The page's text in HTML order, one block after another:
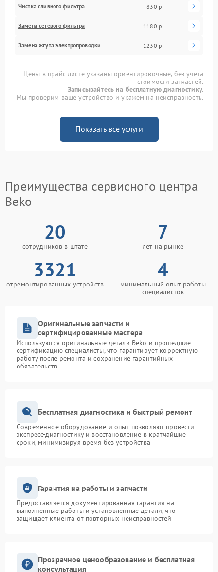
Чистка сливного фильтра 830 р
Замена сетевого фильтра 1180 р
Замена жгута электропроводки 1230 р
Цены в прайс-листе указаны ориентировочные, без учета
стоимости запчастей.
Записывайтесь на бесплатную диагностику.
Мы проверим ваше устройство и укажем на неисправность.
Показать все услуги
Преимущества сервисного центра
Beko
20
сотрудников в штате
7
лет на рынке
3321
отремонтированных устройств
4
минимальный опыт работы
специалистов
Оригинальные запчасти и
сертифицированные мастера
Используются оригинальные детали Beko и прошедшие
сертификацию специалисты, что гарантирует корректную
работу после ремонта и сохранение гарантийных
обязательств
Бесплатная диагностика и быстрый ремонт
Современное оборудование и опыт позволяют провести
экспресс-диагностику и восстановление в кратчайшие
сроки, минимизируя время без устройства
Гарантия на работы и запчасти
Предоставляется документированная гарантия на
выполненные работы и установленные детали, что
защищает клиента от повторных неисправностей
Прозрачное ценообразование и бесплатная
консультация